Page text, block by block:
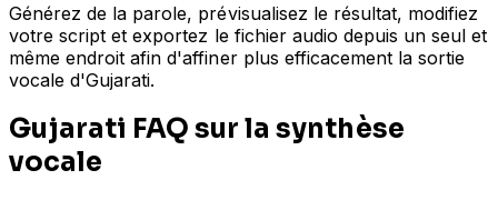
Générez de la parole, prévisualisez le résultat, modifiez
votre script et exportez le fichier audio depuis un seul et
même endroit afin d'affiner plus efficacement la sortie
vocale d'Gujarati.
Gujarati FAQ sur la synthèse
vocale